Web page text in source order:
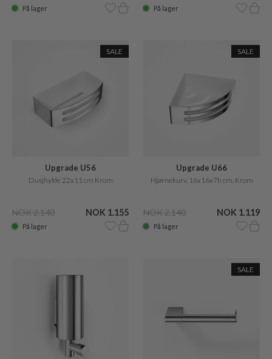
På lager På lager
SALE
Upgrade U56
Dusjhylde 22x11 cm Krom
NOK 2.140 NOK 1.155
På lager
SALE
Upgrade U66
Hjørnekurv, 16x16x7h cm, Krom
NOK 2.140 NOK 1.119
På lager
SALE